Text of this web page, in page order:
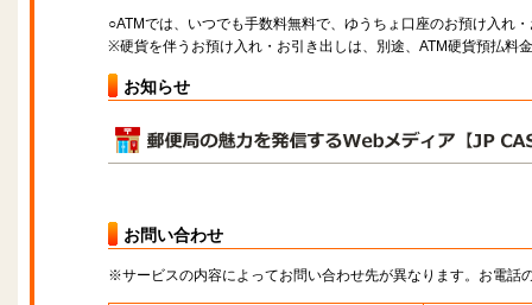
○ATMでは、いつでも手数料無料で、ゆうちょ口座のお預け入れ
※硬貨を伴うお預け入れ・お引き出しは、別途、ATM硬貨預払料
お知らせ
お問い合わせ
※サービスの内容によってお問い合わせ先が異なります。お電話